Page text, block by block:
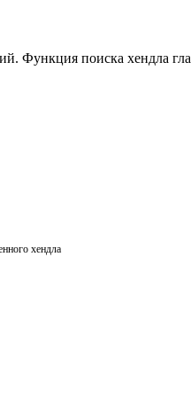
Функция поиска хендла
хендла